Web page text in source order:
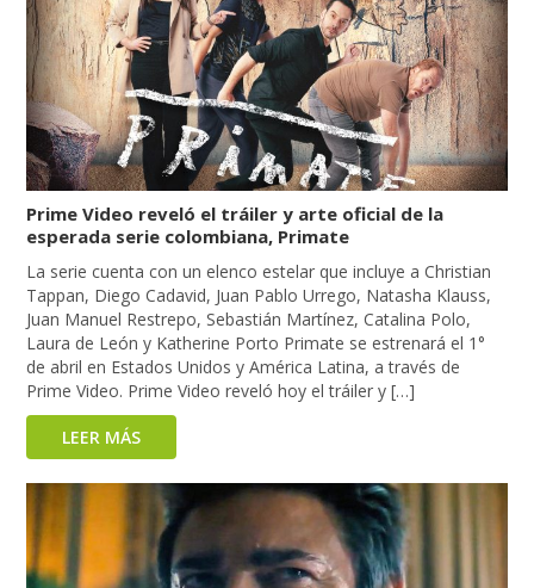
Prime Video reveló el tráiler y arte oficial de la
esperada serie colombiana, Primate
La serie cuenta con un elenco estelar que incluye a Christian
Tappan, Diego Cadavid, Juan Pablo Urrego, Natasha Klauss,
Juan Manuel Restrepo, Sebastián Martínez, Catalina Polo,
Laura de León y Katherine Porto Primate se estrenará el 1°
de abril en Estados Unidos y América Latina, a través de
Prime Video. Prime Video reveló hoy el tráiler y […]
LEER MÁS